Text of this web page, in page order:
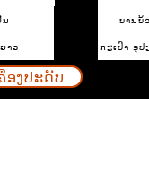
ນ
າວ
ບານບ້
ກະເປົາ ອຸ
ອງປະດັບ